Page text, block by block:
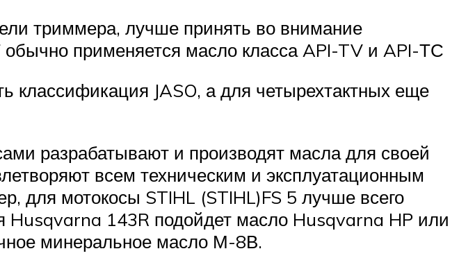
триммера, лучше принять во внимание
применяется масло класса API-TV и API-ТС
классификация JASO, а для четырехтактных еще
разрабатывают и производят масла для своей
всем техническим и эксплуатационным
для мотокосы STIHL (STIHL)FS 5 лучше всего
Husqvarna 143R подойдет масло Husqvarna HP или
минеральное масло М-8В.